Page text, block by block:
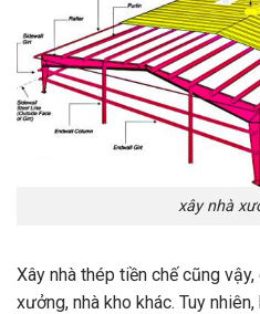
xây nhà
Xây nhà thép tiền chế cũng
xưởng, nhà kho khác. Tuy